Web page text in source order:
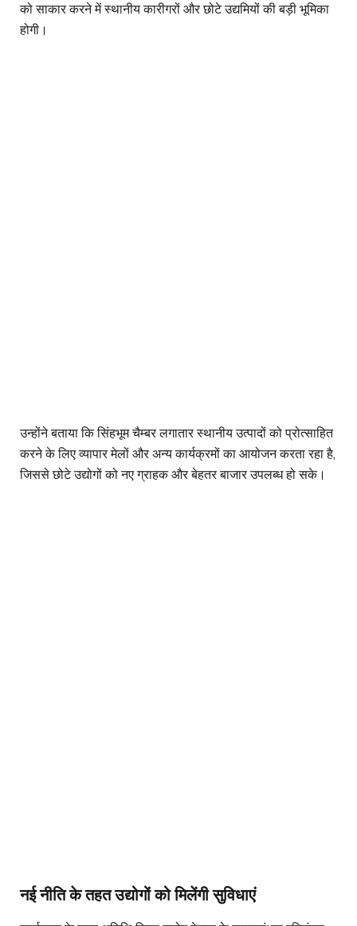
को साकार करने में स्थानीय कारीगरों और छोटे उद्यमियों की बड़ी भूमिका
होगी।
उन्होंने बताया कि सिंहभूम चैम्बर लगातार स्थानीय उत्पादों को प्रोत्साहित
करने के लिए व्यापार मेलों और अन्य कार्यक्रमों का आयोजन करता रहा है,
जिससे छोटे उद्योगों को नए ग्राहक और बेहतर बाजार उपलब्ध हो सके।
नई नीति के तहत उद्योगों को मिलेंगी सुविधाएं